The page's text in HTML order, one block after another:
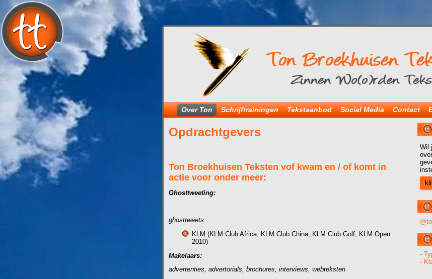
Over Ton Schrijftrainingen Tekstaanbod Social Media Contact
Opdrachtgevers
Ton Broekhuisen Teksten vof kwam en / of komt in
actie voor onder meer:
Ghosttweeting:
ghosttweets
KLM (KLM Club Africa, KLM Club China, KLM Club Golf, KLM Open
2010)
Makelaars:
advertenties, advertorials, brochures, interviews, webteksten
Wil
-
-